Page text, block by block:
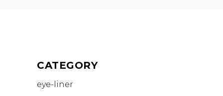
CATEGORY
eye-liner